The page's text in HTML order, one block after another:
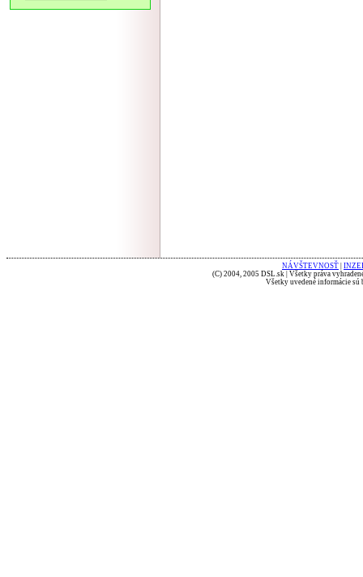
NÁVŠTEVNOSŤ
(C) 2004, 2005 DSL.sk | Všetky práva
Všetky uvedené informácie sú